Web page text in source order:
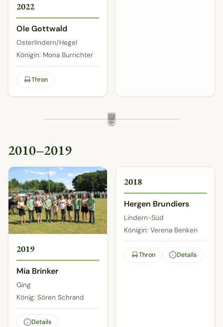
2022
Ole Gottwald
Osterlindern/Hegel
Königin: Mona Burrichter
Thron
2010–2019
2019
Mia Brinker
Ging
König: Sören Schrand
Details
2018
Hergen Brundiers
Lindern-Süd
Königin: Verena Benken
Thron Details